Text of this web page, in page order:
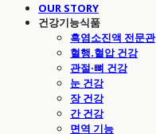
OUR STORY
건강기능식품
흑염소진액 전문관
혈행.혈압 건강
관절·뼈 건강
눈 건강
장 건강
간 건강
면역 기능